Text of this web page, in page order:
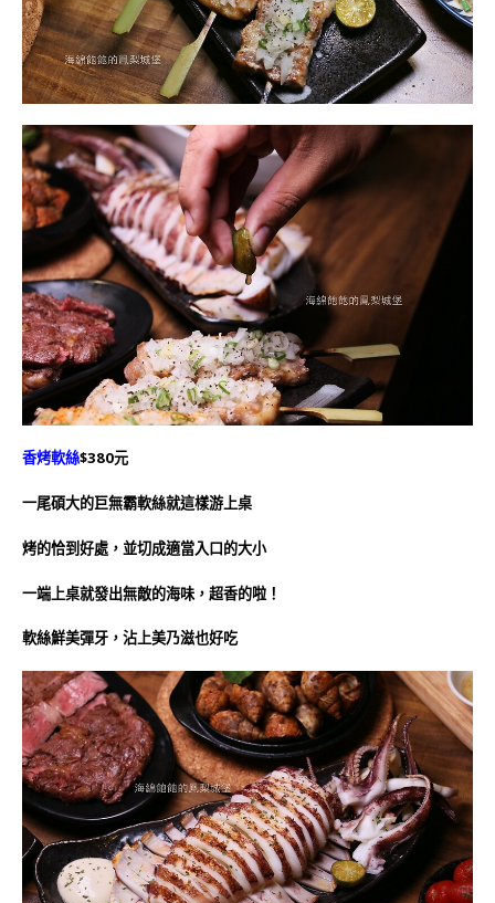
香烤軟絲$380元
一尾碩大的巨無霸軟絲就這樣游上桌
烤的恰到好處，並切成適當入口的大小
一端上桌就發出無敵的海味，超香的啦！
軟絲鮮美彈牙，沾上美乃滋也好吃